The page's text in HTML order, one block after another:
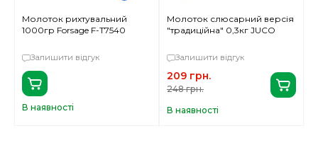
Молоток рихтувальний
1000гр Forsage F-T7540
Залишити відгук
В наявності
Молоток слюсарний версія
"традиційна" 0,3кг JUCO
Залишити відгук
209 грн.
248 грн.
В наявності